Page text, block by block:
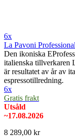
6x
La Pavoni
Den ikoniska
italienska tillverkaren
är resultatet av år av
espressotillredning.
6x
Gratis frakt
Utsåld
~17.08.2026
8 289,00 kr